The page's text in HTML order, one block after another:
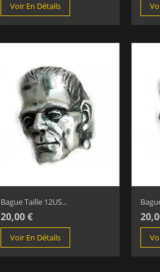
Voir En Détails
Bague Taille 12US...
20,00 €
Voir En Détails